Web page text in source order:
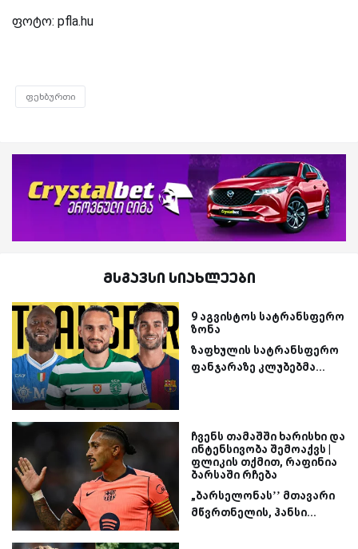
ფოტო: pfla.hu
ფეხბურთი
მსგავსი სიახლეები
9 აგვისტოს სატრანსფერო
ზონა
ზაფხულის სატრანსფერო
ფანჯარაზე კლუბებმა...
ჩვენს თამაშში ხარისხი და
ინტენსივობა შემოაქვს |
ფლიკის თქმით, რაფინია
ბარსაში რჩება
„ბარსელონას’’ მთავარი
მწვრთნელის, ჰანსი...